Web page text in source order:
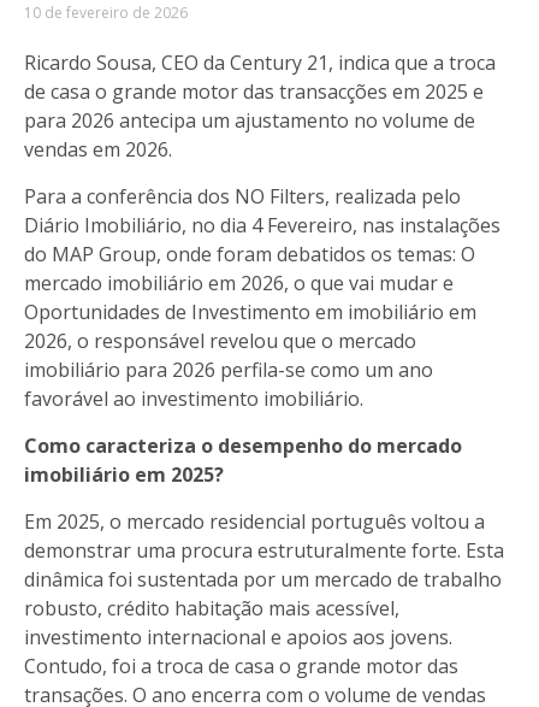
10 de fevereiro de 2026
Ricardo Sousa, CEO da Century 21, indica que a troca
de casa o grande motor das transacções em 2025 e
para 2026 antecipa um ajustamento no volume de
vendas em 2026.
Para a conferência dos NO Filters, realizada pelo
Diário Imobiliário, no dia 4 Fevereiro, nas instalações
do MAP Group, onde foram debatidos os temas: O
mercado imobiliário em 2026, o que vai mudar e
Oportunidades de Investimento em imobiliário em
2026, o responsável revelou que o mercado
imobiliário para 2026 perfila-se como um ano
favorável ao investimento imobiliário.
Como caracteriza o desempenho do mercado
imobiliário em 2025?
Em 2025, o mercado residencial português voltou a
demonstrar uma procura estruturalmente forte. Esta
dinâmica foi sustentada por um mercado de trabalho
robusto, crédito habitação mais acessível,
investimento internacional e apoios aos jovens.
Contudo, foi a troca de casa o grande motor das
transações. O ano encerra com o volume de vendas